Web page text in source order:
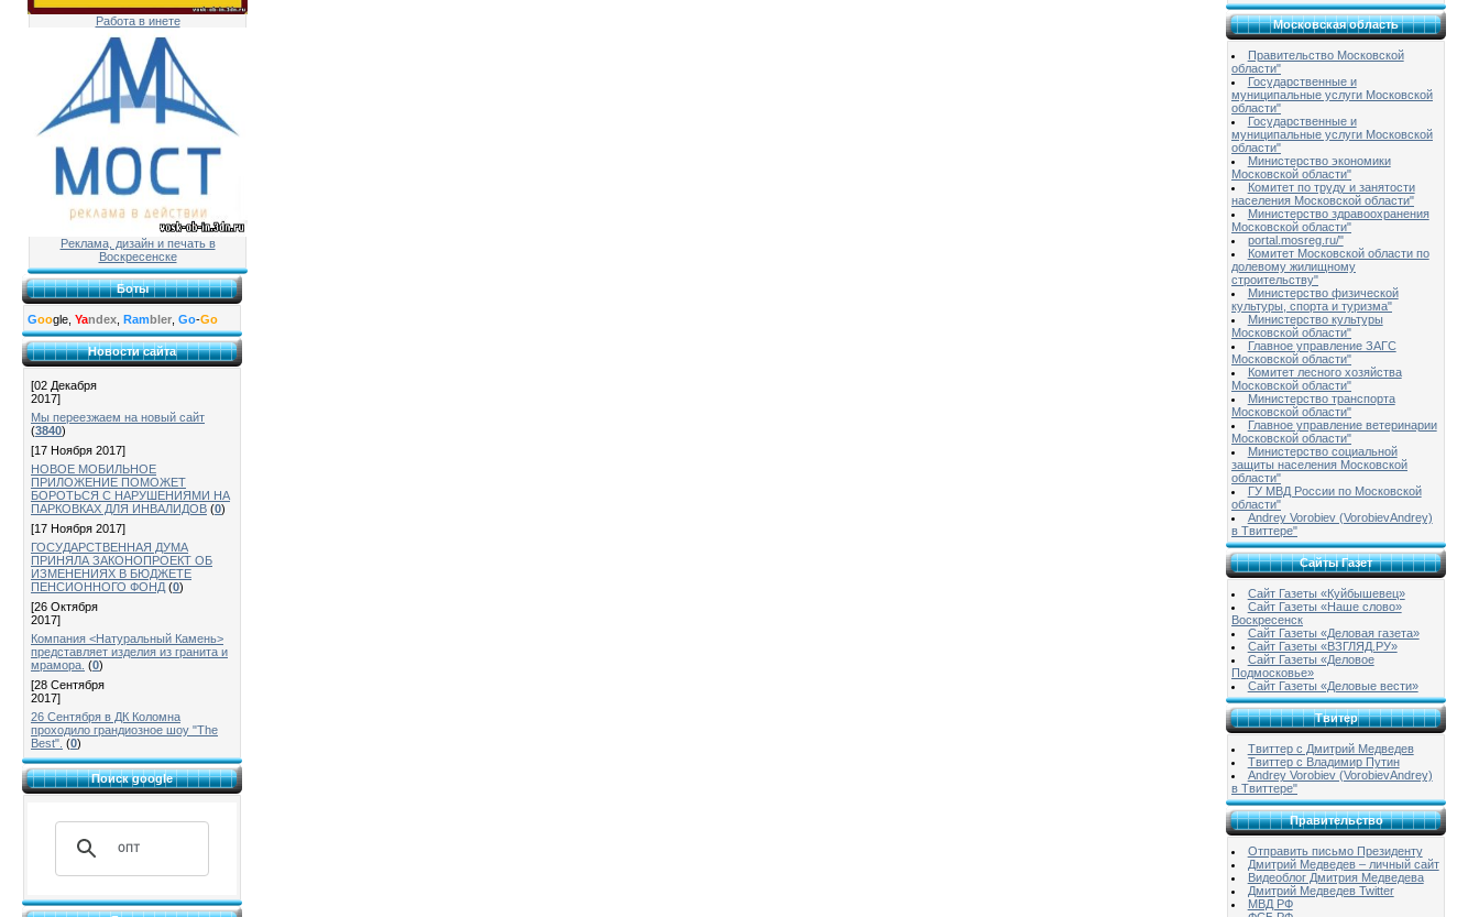
Работа в инете
Реклама, дизайн и печать в
Воскресенске
Боты
Google, Yandex Rambler Go-Go
Новости сайта
[02 Декабря
2017]
Мы переезжаем на новый сайт
(3840)
[17 Ноября 2017]
НОВОЕ МОБИЛЬНОЕ
ПРИЛОЖЕНИЕ ПОМОЖЕТ
БОРОТЬСЯ С НАРУШЕНИЯМИ НА
ПАРКОВКАХ ДЛЯ ИНВАЛИДОВ (0)
[17 Ноября 2017]
ГОСУДАРСТВЕННАЯ ДУМА
ПРИНЯЛА ЗАКОНОПРОЕКТ ОБ
ИЗМЕНЕНИЯХ В БЮДЖЕТЕ
ПЕНСИОННОГО ФОНД (0)
[26 Октября
2017]
Компания <Натуральный Камень>
представляет изделия из гранита и
мрамора. (0)
[28 Сентября
2017]
26 Сентября в ДК Коломна
проходило грандиозное шоу "The
Best". (0)
Поиск google
Московская область
Правительство Московской
области"
Государственные и
муниципальные услуги Московской
области"
Государственные и
муниципальные услуги Московской
области"
Министерство экономики
Московской области"
Комитет по труду и занятости
населения Московской области"
Министерство здравоохранения
Московской области"
portal.mosreg.ru/"
Комитет Московской области по
долевому жилищному
строительству"
Министерство физической
культуры, спорта и туризма"
Министерство культуры
Московской области"
Главное управление ЗАГС
Московской области"
Комитет лесного хозяйства
Московской области"
Министерство транспорта
Московской области"
Главное управление ветеринарии
Московской области"
Министерство социальной
защиты населения Московской
области"
ГУ МВД России по Московской
области"
Andrey Vorobiev (VorobievAndrey)
в Твиттере"
Сайты Газет
Сайт Газеты «Куйбышевец»
Сайт Газеты «Наше слово»
Воскресенск
Сайт Газеты «Деловая газета»
Сайт Газеты «ВЗГЛЯД.РУ»
Сайт Газеты «Деловое
Подмосковье»
Сайт Газеты «Деловые вести»
Твитер
Твиттер с Дмитрий Медведев
Твиттер с Владимир Путин
Andrey Vorobiev (VorobievAndrey)
в Твиттере"
Правительство
Отправить письмо Президенту
Дмитрий Медведев – личный сайт
Видеоблог Дмитрия Медведева
Дмитрий Медведев Twitter
МВД РФ